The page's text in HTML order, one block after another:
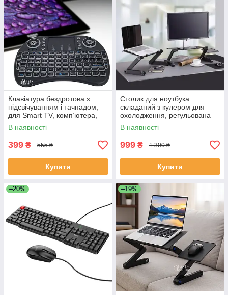
Клавіатура бездротова з
підсвічуванням і тачпадом,
для Smart TV, комп’ютера,
ноутбука, планшета,
смартфона Чорна, UKC-8M
В наявності
399 ₴ 555 ₴
Купити
Столик для ноутбука
складаний з кулером для
охолодження, регульована
підставка-трансформер
Чорна, TN-2262
В наявності
999 ₴ 1 300 ₴
Купити
–20% –19%